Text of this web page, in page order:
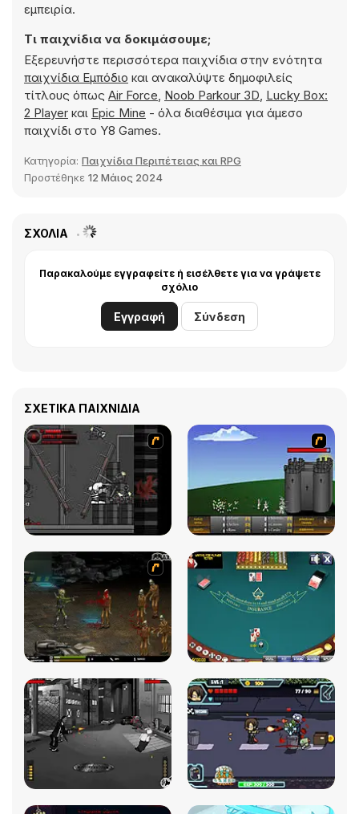
εμπειρία.
Τι παιχνίδια να δοκιμάσουμε;
Εξερευνήστε περισσότερα παιχνίδια στην ενότητα
παιχνίδια Εμπόδιο και ανακαλύψτε δημοφιλείς
τίτλους όπως Air Force, Noob Parkour 3D, Lucky Box:
2 Player και Epic Mine - όλα διαθέσιμα για άμεσο
παιχνίδι στο Y8 Games.
Κατηγορία: Παιχνίδια Περιπέτειας και RPG
Προστέθηκε 12 Μάιος 2024
ΣΧΌΛΙΑ
Παρακαλούμε εγγραφείτε ή εισέλθετε για να γράψετε
σχόλιο
Εγγραφή Σύνδεση
ΣΧΕΤΙΚΆ ΠΑΙΧΝΊΔΙΑ